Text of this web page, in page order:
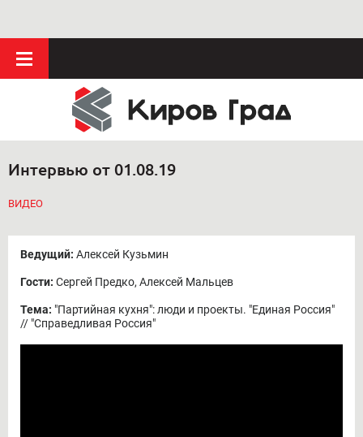
Интервью от 01.08.19
ВИДЕО
Ведущий: Алексей Кузьмин
Гости: Сергей Предко, Алексей Мальцев
Тема: "Партийная кухня": люди и проекты. "Единая Россия"
// "Справедливая Россия"